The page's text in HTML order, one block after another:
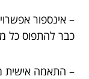
– אינספור
כבר להתפוס כל
– התאמה אישית